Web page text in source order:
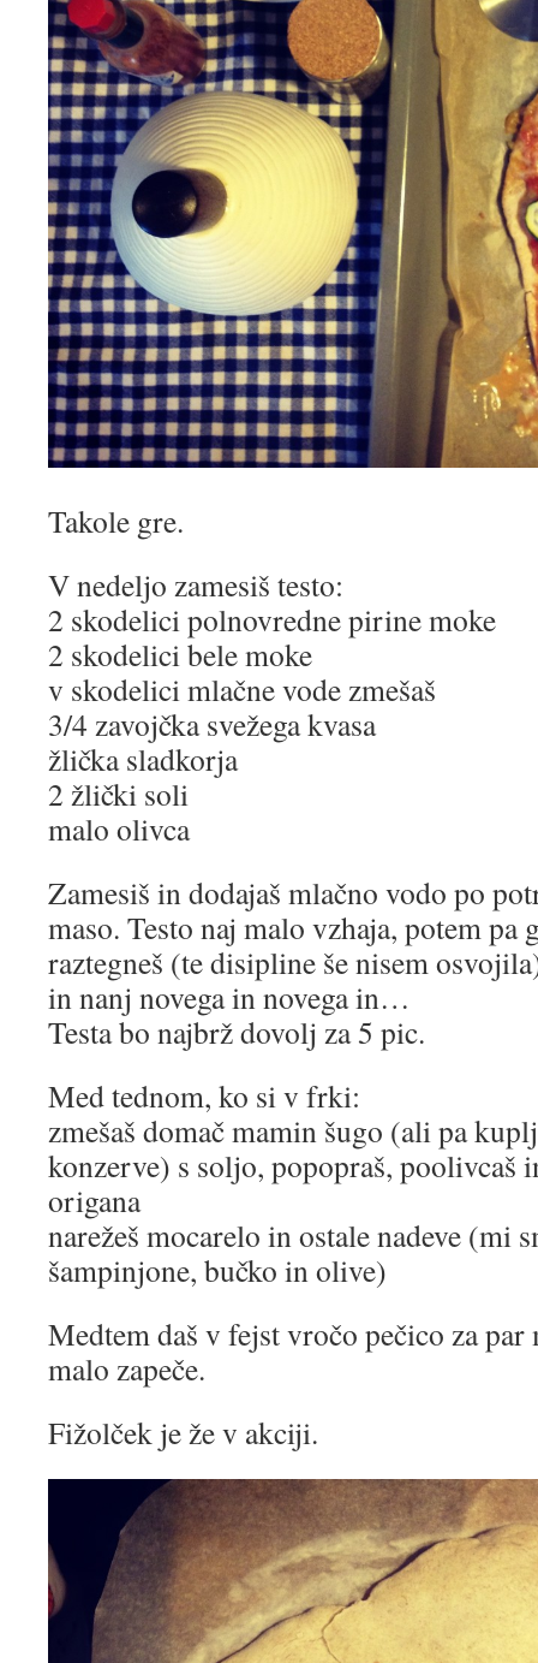
Takole gre.
V nedeljo zamesiš testo:
2 skodelici polnovredne pirine moke
2 skodelici bele moke
v skodelici mlačne vode zmešaš
3/4 zavojčka svežega kvasa
žlička sladkorja
2 žlički soli
malo olivca
Zamesiš in dodajaš mlačno vodo po
maso. Testo naj malo vzhaja, potem pa
raztegneš (te disipline še nisem
in nanj novega in novega in…
Testa bo najbrž dovolj za 5 pic.
Med tednom, ko si v frki:
zmešaš domač mamin šugo (ali pa
konzerve) s soljo, popopraš, poolivcaš
origana
narežeš mocarelo in ostale nadeve (mi
šampinjone, bučko in olive)
Medtem daš v fejst vročo pečico za par
malo zapeče.
Fižolček je že v akciji.